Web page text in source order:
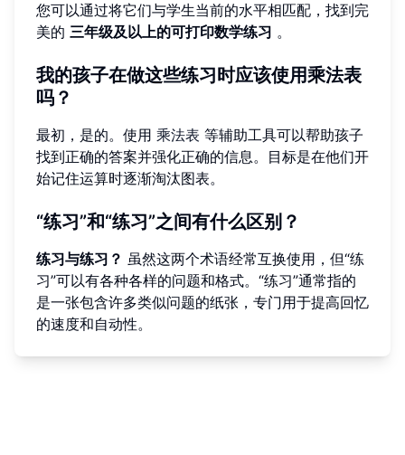
您可以通过将它们与学生当前的水平相匹配，找到完
美的 三年级及以上的可打印数学练习 。
我的孩子在做这些练习时应该使用乘法表
吗？
最初，是的。使用 乘法表 等辅助工具可以帮助孩子
找到正确的答案并强化正确的信息。目标是在他们开
始记住运算时逐渐淘汰图表。
“练习”和“练习”之间有什么区别？
练习与练习？ 虽然这两个术语经常互换使用，但“练
习”可以有各种各样的问题和格式。“练习”通常指的
是一张包含许多类似问题的纸张，专门用于提高回忆
的速度和自动性。